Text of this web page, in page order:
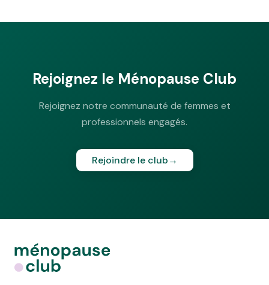
Rejoignez le Ménopause Club
Rejoignez notre communauté de femmes et
professionnels engagés.
Rejoindre le club→